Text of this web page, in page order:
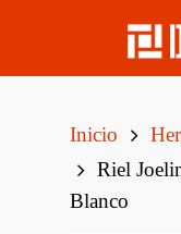
Inicio
Riel
Blanco